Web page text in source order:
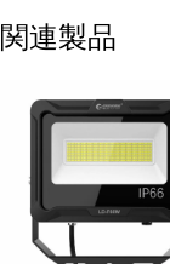
関連製品